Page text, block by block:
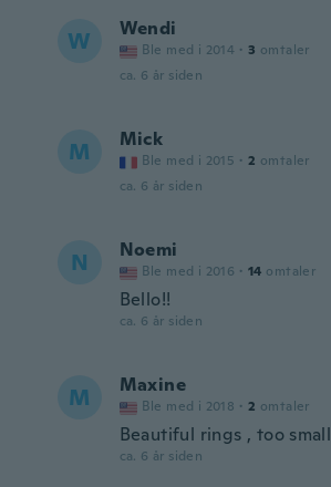
W Wendi
Ble med i 2014 · 3 omtaler
ca. 6 år siden
M Mick
Ble med i 2015 · 2 omtaler
ca. 6 år siden
N Noemi
Ble med i 2016 · 14 omtaler
Bello!!
ca. 6 år siden
M Maxine
Ble med i 2018 · 2 omtaler
Beautiful rings , too small
ca. 6 år siden